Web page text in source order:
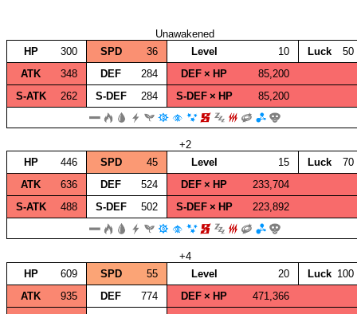
Unawakened
HP
300 SPD 36 Level 10 Luck
50
ATK
348 DEF 284 DEF × HP
85,200
S‑ATK
262 S‑DEF 284 S‑DEF × HP 85,200
+2
HP
446 SPD 45 Level 15 Luck
70
ATK
636 DEF 524 DEF × HP
233,704
S‑ATK
488 S‑DEF 502 S‑DEF × HP 223,892
+4
HP
609 SPD 55 Level 20 Luck 100
ATK
935 DEF 774 DEF × HP
471,366